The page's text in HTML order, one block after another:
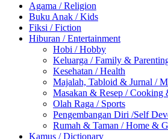
Agama / Religion
Buku Anak / Kids
Fiksi / Fiction
Hiburan / Entertainment
Hobi / Hobby
Keluarga / Family &
Kesehatan / Health
Majalah, Tabloid & Jurnal /
Masakan & Resep / Cooking
Olah Raga / Sports
Pengembangan Diri /Self
Rumah & Taman / Home &
Kamus / Dictionary